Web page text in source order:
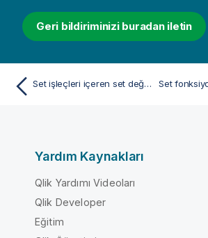
Geri bildiriminizi buradan iletin
Set işleçleri içeren set değiştiricileri
Yardım Kaynakları
Qlik Yardımı Videoları
Qlik Developer
Eğitim